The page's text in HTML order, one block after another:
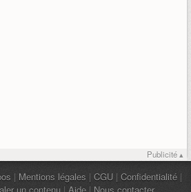
Publicité ▴
| Mentions légales | CGU | Confidentialité |